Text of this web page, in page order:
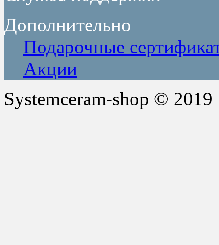
Дополнительно
Подарочные
Акции
Systemceram-shop © 2019